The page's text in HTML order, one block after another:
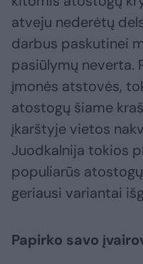
atveju nederėtų
darbus paskutinei
pasiūlymų neverta.
įmonės atstovės,
atostogų šiame
įkarštyje vietos
Juodkalnija tokios
populiarūs
geriausi variantai
Papirko savo